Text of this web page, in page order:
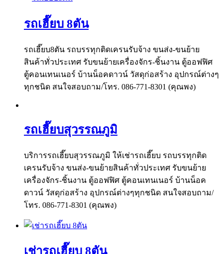
รถเฮี๊ยบ 8ตัน
รถเฮี๊ยบ8ตัน รถบรรทุกติดเครนรับจ้าง ขนส่ง-ขนย้าย
สินค้าทั่วประเทศ รับขนย้ายเครื่องจักร-ชิ้นงาน ตู้ออฟฟิศ
ตู้คอนเทนเนอร์ บ้านน็อคดาวน์ วัสดุก่อสร้าง อุปกรณ์ต่างๆ
ทุกชนิด สนใจสอบถาม/โทร. 086-771-8301 (คุณพง)
รถเฮี๊ยบสุวรรณภูมิ
บริการรถเฮี๊ยบสุวรรณภูมิ ให้เช่ารถเฮี๊ยบ รถบรรทุกติด
เครนรับจ้าง ขนส่ง-ขนย้ายสินค้าทั่วประเทศ รับขนย้าย
เครื่องจักร-ชิ้นงาน ตู้ออฟฟิศ ตู้คอนเทนเนอร์ บ้านน็อค
ดาวน์ วัสดุก่อสร้าง อุปกรณ์ต่างๆทุกชนิด สนใจสอบถาม/
โทร. 086-771-8301 (คุณพง)
เช่ารถเฮี๊ยบ 8ตัน